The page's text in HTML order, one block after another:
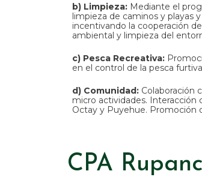
b) Limpieza: Mediante el
limpieza de caminos y playas
incentivando la cooperación
ambiental y limpieza del
c) Pesca Recreativa:
en el control de la pesca
d) Comunidad: Colaboración
micro actividades. Interacción
Octay y Puyehue. Promoción
CPA